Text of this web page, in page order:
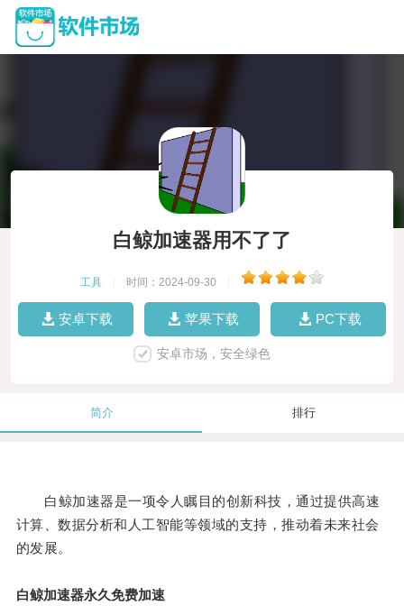
白鲸加速器用不了了
工具 时间：2024-09-30
安卓下载 苹果下载 PC下载
安卓市场，安全绿色
简介 排行
白鲸加速器是一项令人瞩目的创新科技，通过提供高速
计算、数据分析和人工智能等领域的支持，推动着未来社会
的发展。
白鲸加速器永久免费加速